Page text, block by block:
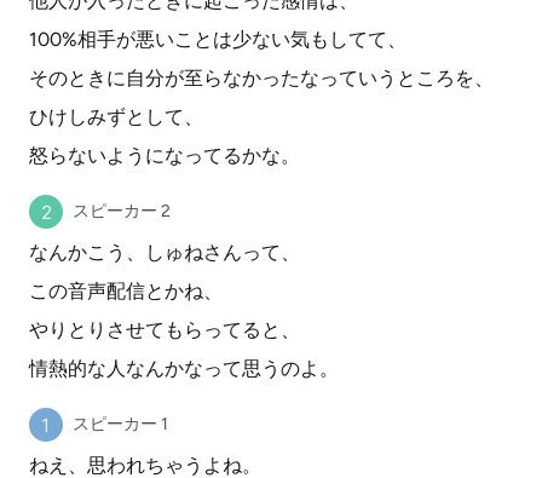
100%相手が悪いことは少ない気もしてて、
そのときに自分が至らなかったなっていうところを、
ひけしみずとして、
怒らないようになってるかな。
スピーカー 2
なんかこう、しゅねさんって、
この音声配信とかね、
やりとりさせてもらってると、
情熱的な人なんかなって思うのよ。
スピーカー 1
ねえ、思われちゃうよね。